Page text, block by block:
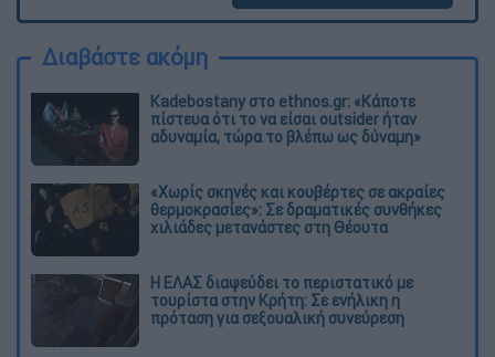
Διαβάστε ακόμη
Kadebostany στο ethnos.gr: «Κάποτε
πίστευα ότι το να είσαι outsider ήταν
αδυναμία, τώρα το βλέπω ως δύναμη»
«Χωρίς σκηνές και κουβέρτες σε ακραίες
θερμοκρασίες»: Σε δραματικές συνθήκες
χιλιάδες μετανάστες στη Θέουτα
Η ΕΛΑΣ διαψεύδει το περιστατικό με
τουρίστα στην Κρήτη: Σε ενήλικη η
πρόταση για σεξουαλική συνεύρεση